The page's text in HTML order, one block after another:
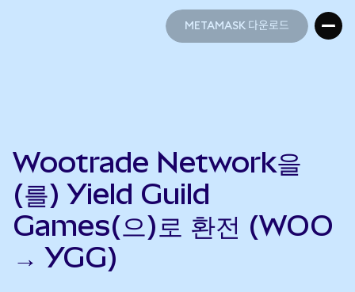
METAMASK 다운로드
Wootrade Network을
(를) Yield Guild
Games(으)로 환전 (WOO
→ YGG)